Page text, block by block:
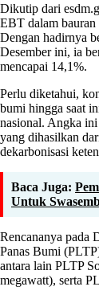
Dikutip dari
EBT dalam bauran
Dengan hadirnya
Desember ini, ia
mencapai 14,1%.
Perlu diketahui,
bumi hingga saat
nasional. Angka
yang dihasilkan
dekarbonisasi
Baca Juga:
Untuk
Rencananya pada
Panas Bumi
antara lain PLTP
megawatt), serta